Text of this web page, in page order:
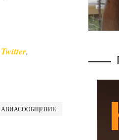
Twitter,
АВИАСООБЩЕНИЕ